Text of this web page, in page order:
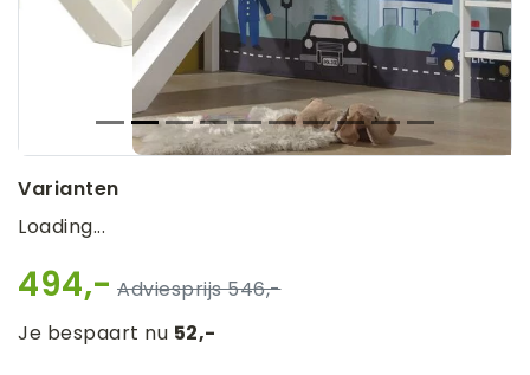
Varianten
Loading...
494,-
546,-
Je bespaart nu 52,-